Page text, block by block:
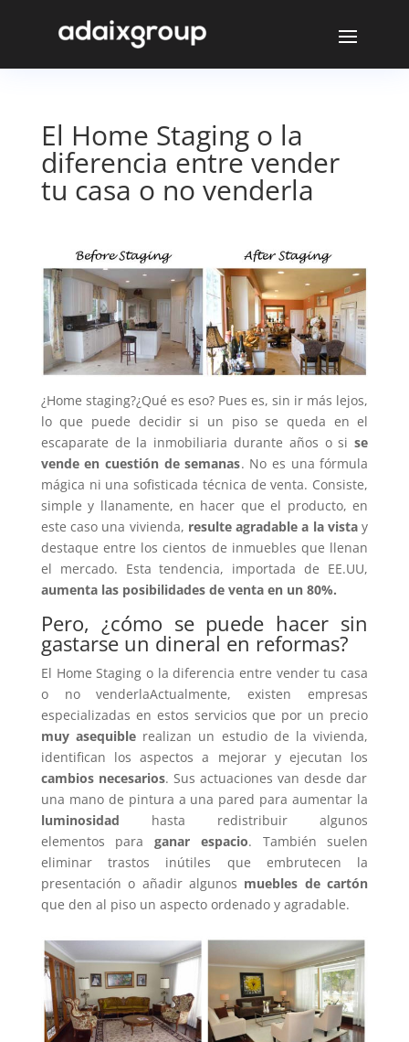
El Home Staging o la
diferencia entre vender
tu casa o no venderla
¿Home staging?¿Qué es eso? Pues es, sin ir más lejos,
lo que puede decidir si un piso se queda en el
escaparate de la inmobiliaria durante años o si se
vende en cuestión de semanas. No es una fórmula
mágica ni una sofisticada técnica de venta. Consiste,
simple y llanamente, en hacer que el producto, en
este caso una vivienda, resulte agradable a la vistay
destaque entre los cientos de inmuebles que llenan
el mercado. Esta tendencia, importada de EE.UU,
aumenta las posibilidades de venta en un 80%.
Pero, ¿cómo se puede hacer sin
gastarse un dineral en reformas?
El Home Staging o la diferencia entre vender tu casa
o no venderlaActualmente, existen empresas
especializadas en estos servicios que por un precio
muy asequible realizan un estudio de la vivienda,
identifican los aspectos a mejorar y ejecutan los
cambios necesarios. Sus actuaciones van desde dar
una mano de pintura a una pared para aumentar la
luminosidad hasta redistribuir algunos
elementos paraganar espacio. También suelen
eliminar trastos inútiles que embrutecen la
presentación o añadir algunos muebles de cartón
que den al piso un aspecto ordenado y agradable.